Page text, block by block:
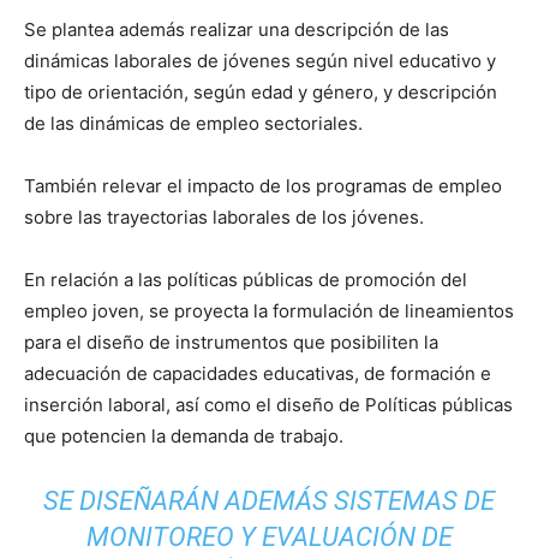
Se plantea además realizar una descripción de las
dinámicas laborales de jóvenes según nivel educativo y
tipo de orientación, según edad y género, y descripción
de las dinámicas de empleo sectoriales.
También relevar el impacto de los programas de empleo
sobre las trayectorias laborales de los jóvenes.
En relación a las políticas públicas de promoción del
empleo joven, se proyecta la formulación de lineamientos
para el diseño de instrumentos que posibiliten la
adecuación de capacidades educativas, de formación e
inserción laboral, así como el diseño de Políticas públicas
que potencien la demanda de trabajo.
SE DISEÑARÁN ADEMÁS SISTEMAS DE
MONITOREO Y EVALUACIÓN DE